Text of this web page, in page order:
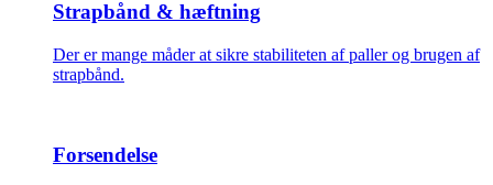
Strapbånd & hæftning
Der er mange måder at sikre stabiliteten af paller og brugen af
strapbånd.
Forsendelse